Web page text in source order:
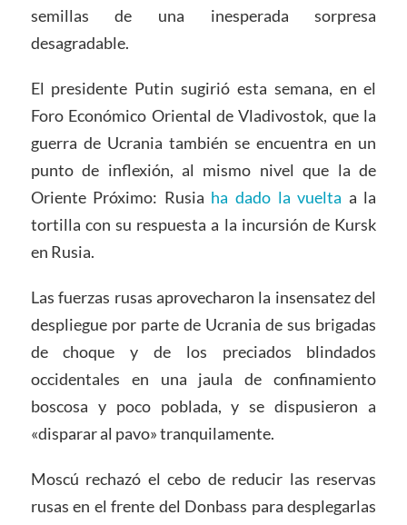
semillas de una inesperada sorpresa
desagradable.
El presidente Putin sugirió esta semana, en el
Foro Económico Oriental de Vladivostok, que la
guerra de Ucrania también se encuentra en un
punto de inflexión, al mismo nivel que la de
Oriente Próximo: Rusia ha dado la vuelta a la
tortilla con su respuesta a la incursión de Kursk
en Rusia.
Las fuerzas rusas aprovecharon la insensatez del
despliegue por parte de Ucrania de sus brigadas
de choque y de los preciados blindados
occidentales en una jaula de confinamiento
boscosa y poco poblada, y se dispusieron a
«disparar al pavo» tranquilamente.
Moscú rechazó el cebo de reducir las reservas
rusas en el frente del Donbass para desplegarlas